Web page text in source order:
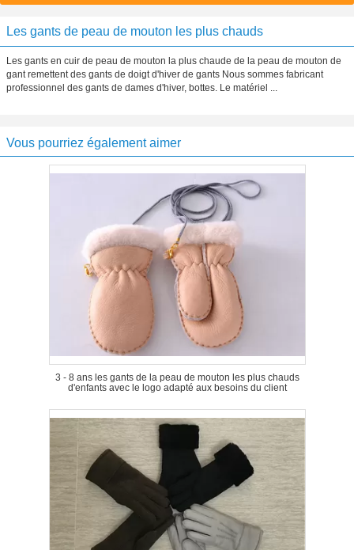
Les gants de peau de mouton les plus chauds
Les gants en cuir de peau de mouton la plus chaude de la peau de mouton de
gant remettent des gants de doigt d'hiver de gants Nous sommes fabricant
professionnel des gants de dames d'hiver, bottes. Le matériel ...
Vous pourriez également aimer
3 - 8 ans les gants de la peau de mouton les plus chauds
d'enfants avec le logo adapté aux besoins du client